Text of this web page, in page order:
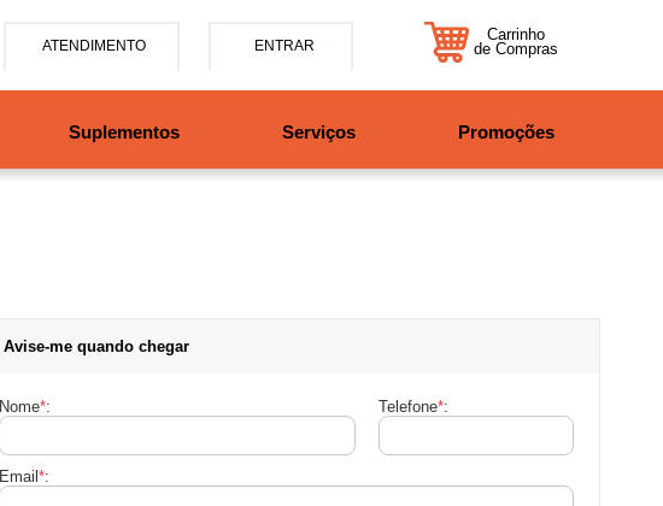
ATENDIMENTO
47997708525
ENTRAR
Carrinho
de Compras
Suplementos Serviços Promoções
Avise-me quando chegar
Nome*: Telefone*:
Email *: